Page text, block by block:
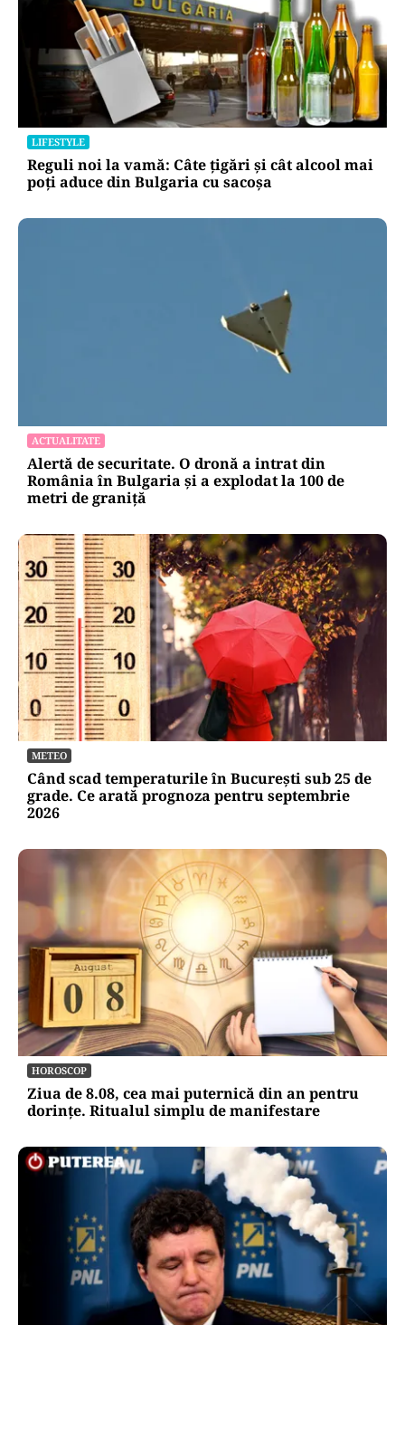
LIFESTYLE
Reguli noi la vamă: Câte țigări și cât alcool mai
poți aduce din Bulgaria cu sacoșa
ACTUALITATE
Alertă de securitate. O dronă a intrat din
România în Bulgaria şi a explodat la 100 de
metri de graniţă
METEO
Când scad temperaturile în București sub 25 de
grade. Ce arată prognoza pentru septembrie
2026
HOROSCOP
Ziua de 8.08, cea mai puternică din an pentru
dorințe. Ritualul simplu de manifestare